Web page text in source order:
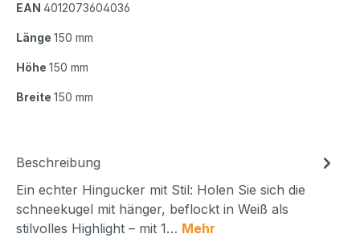
EAN 4012073604036
Länge 150 mm
Höhe 150 mm
Breite 150 mm
Beschreibung
Ein echter Hingucker mit Stil: Holen Sie sich die
schneekugel mit hänger, beflockt in Weiß als
stilvolles Highlight – mit 1… Mehr